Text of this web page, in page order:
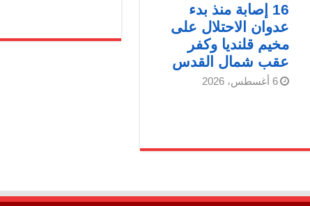
16 إصابة منذ بدء
عدوان الاحتلال على
مخيم قلنديا وكفر
عقب شمال القدس
6 أغسطس، 2026